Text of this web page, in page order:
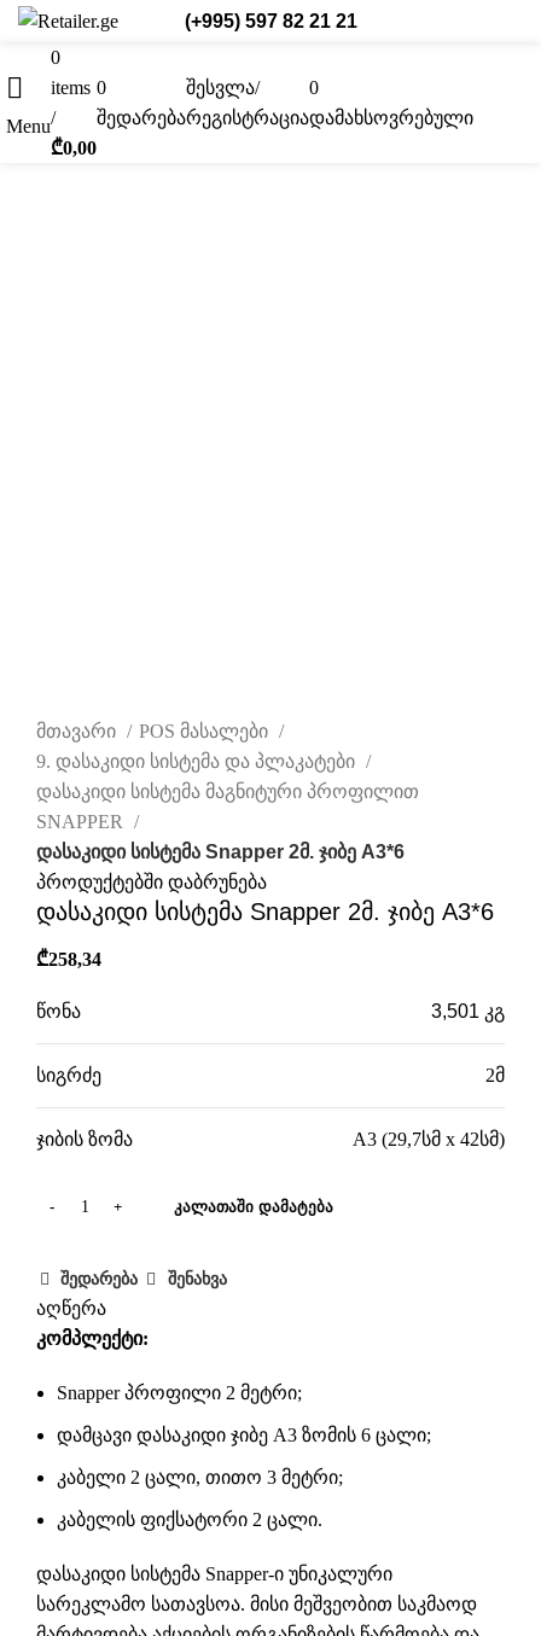
(+995) 597 82 21 21
Menu
0
items
/
₾0,00
0
შედარება
შესვლა/
რეგისტრაცია
0
დამახსოვრებული
მთავარი
POS მასალები
9. დასაკიდი სისტემა და პლაკატები
დასაკიდი სისტემა მაგნიტური პროფილით
SNAPPER
დასაკიდი სისტემა Snapper 2მ. ჯიბე A3*6
პროდუქტებში დაბრუნება
დასაკიდი სისტემა Snapper 2მ. ჯიბე A3*6
₾258,34
წონა 3,501 კგ
სიგრძე 2მ
ჯიბის ზომა A3 (29,7სმ x 42სმ)
ᲙᲐᲚᲐᲗᲐᲨᲘ ᲓᲐᲛᲐᲢᲔᲑᲐ
შედარება შენახვა
აღწერა
კომპლექტი:
Snapper პროფილი 2 მეტრი;
დამცავი დასაკიდი ჯიბე A3 ზომის 6 ცალი;
კაბელი 2 ცალი, თითო 3 მეტრი;
კაბელის ფიქსატორი 2 ცალი.
დასაკიდი სისტემა Snapper-ი უნიკალური
სარეკლამო სათავსოა. მისი მეშვეობით საკმაოდ